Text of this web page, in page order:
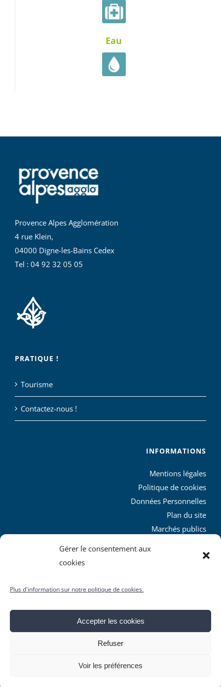
Gérer le consentement aux
cookies
Plus d'information sur notre politique de cookies.
Accepter les cookies
Refuser
Voir les préférences
Eau
Provence Alpes Agglomération
4 rue Klein,
04000 Digne-les-Bains Cedex
Tel : 04 92 32 05 05
PRATIQUE !
Tourisme
Contactez-nous !
INFORMATIONS
Mentions légales
Politique de cookies
Données Personnelles
Plan du site
Marchés publics
L’agglo recrute
réservés
Facebook
X YouTubeInstagram